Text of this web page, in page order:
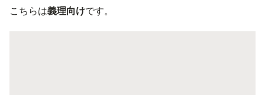
こちらは義理向けです。